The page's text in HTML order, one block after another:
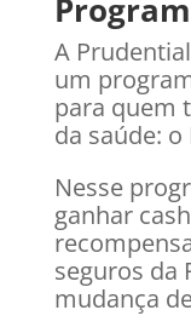
A
um
para quem
da saúde:
Nesse
ganhar
seguros da
mudança